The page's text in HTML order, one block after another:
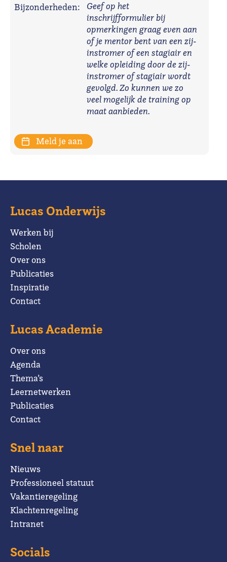
Bijzonderheden:
Geef op het
inschrijfformulier bij
opmerkingen graag even aan
of je mentor bent van een zij-
instromer of een stagiair en
welke opleiding door de zij-
instromer of stagiair wordt
gevolgd. Zo kunnen we zo
veel mogelijk de training op
maat aanbieden.
Meld je aan
Lucas Onderwijs
Werken bij
Scholen
Over ons
Publicaties
Inspiratie
Contact
Lucas Academie
Over ons
Agenda
Thema’s
Leernetwerken
Publicaties
Contact
Snel naar
Nieuws
Professioneel statuut
Vakantieregeling
Klachtenregeling
Intranet
Socials